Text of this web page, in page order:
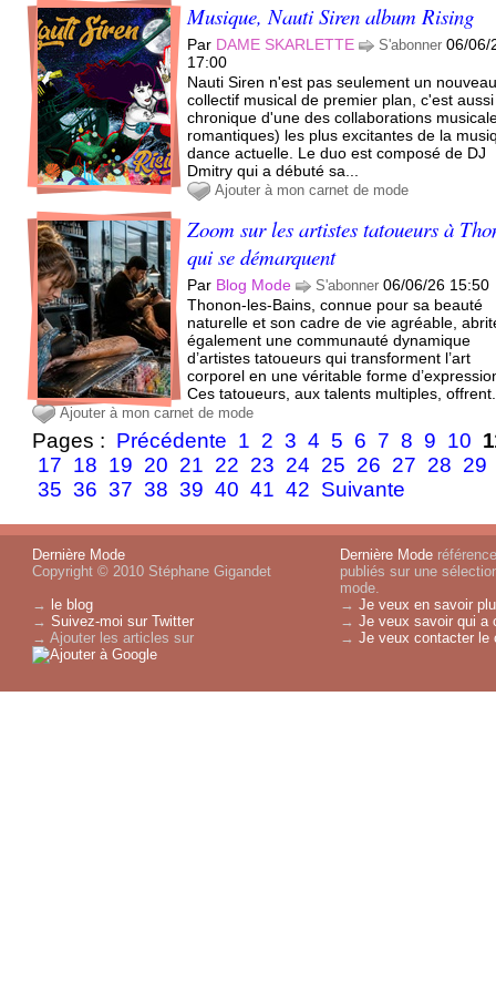
Musique, Nauti Siren album Rising
Par DAME SKARLETTE S'abonner 06/06/
17:00
Nauti Siren n'est pas seulement un
collectif musical de premier plan, c'est
chronique d'une des collaborations
romantiques) les plus excitantes de la
dance actuelle. Le duo est composé de DJ
Dmitry qui a débuté sa...
Ajouter à mon carnet de mode
Zoom sur les artistes tatoueurs à
qui se démarquent
Par Blog Mode S'abonner 06/06/26 15:50
Thonon-les-Bains, connue pour sa beauté
naturelle et son cadre de vie agréable,
également une communauté dynamique
d’artistes tatoueurs qui transforment l’art
corporel en une véritable forme
Ces tatoueurs, aux talents multiples,
Ajouter à mon carnet de mode
Pages : Précédente 1 2 3 4 5 6 7 8 9 10
17 18 19 20 21 22 23 24 25 26 27 28 29
35 36 37 38 39 40 41 42 Suivante
Dernière Mode
Copyright © 2010 Stéphane Gigandet
→ le blog
→Suivez-moi sur Twitter
→ Ajouter les articles sur
Dernière Mode
publiés sur une
mode.
→Je veux en savoir
→Je veux savoir qui a
→Je veux contacter le